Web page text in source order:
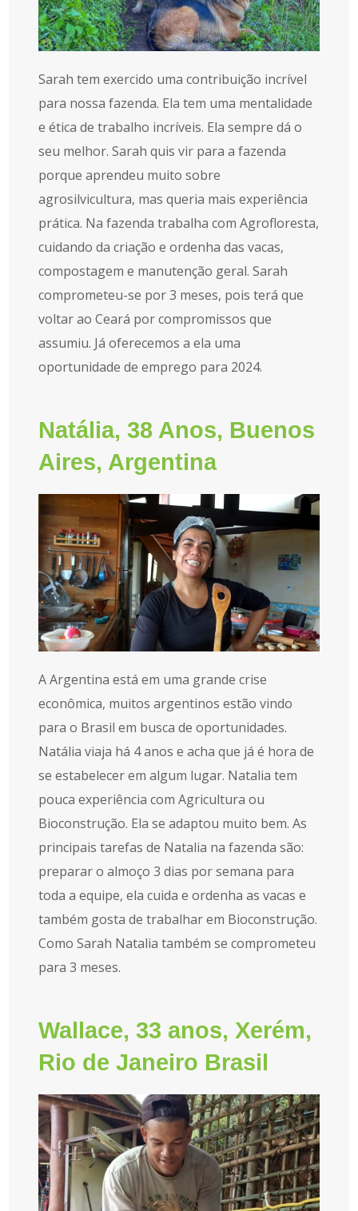
Sarah tem exercido uma contribuição incrível
para nossa fazenda. Ela tem uma mentalidade
e ética de trabalho incríveis. Ela sempre dá o
seu melhor. Sarah quis vir para a fazenda
porque aprendeu muito sobre
agrosilvicultura, mas queria mais experiência
prática. Na fazenda trabalha com Agrofloresta,
cuidando da criação e ordenha das vacas,
compostagem e manutenção geral. Sarah
comprometeu-se por 3 meses, pois terá que
voltar ao Ceará por compromissos que
assumiu. Já oferecemos a ela uma
oportunidade de emprego para 2024.
Natália, 38 Anos, Buenos
Aires, Argentina
A Argentina está em uma grande crise
econômica, muitos argentinos estão vindo
para o Brasil em busca de oportunidades.
Natália viaja há 4 anos e acha que já é hora de
se estabelecer em algum lugar. Natalia tem
pouca experiência com Agricultura ou
Bioconstrução. Ela se adaptou muito bem. As
principais tarefas de Natalia na fazenda são:
preparar o almoço 3 dias por semana para
toda a equipe, ela cuida e ordenha as vacas e
também gosta de trabalhar em Bioconstrução.
Como Sarah Natalia também se comprometeu
para 3 meses.
Wallace, 33 anos, Xerém,
Rio de Janeiro Brasil